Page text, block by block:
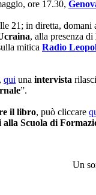
ore 17.30,
21; in diretta, domani
, alla presenza di
mitica Radio
qui una intervista
”.
il libro, può cliccare
alla Scuola di
Un